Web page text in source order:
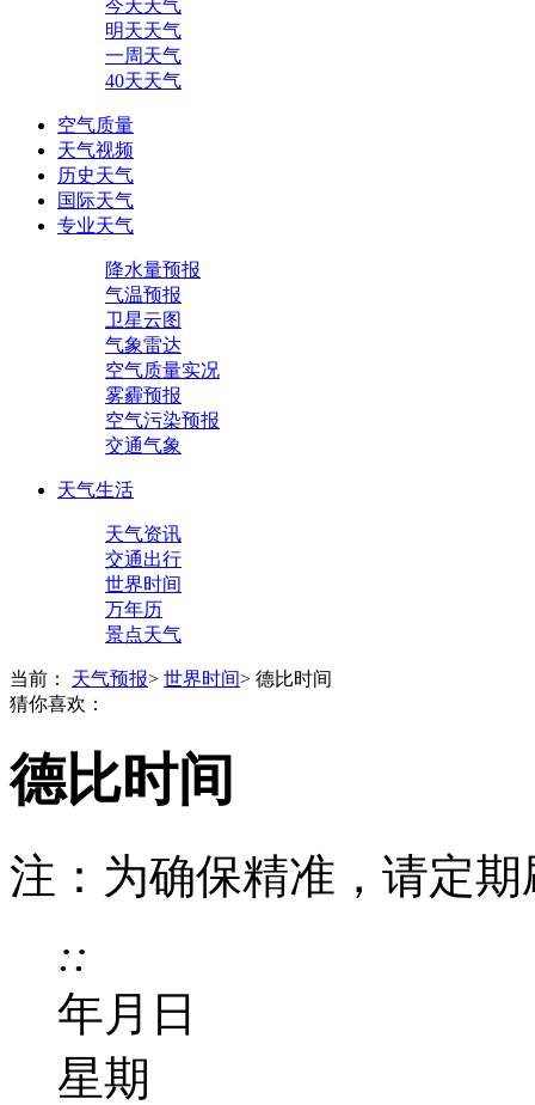
今天天气
明天天气
一周天气
40天天气
空气质量
天气视频
历史天气
国际天气
专业天气
降水量预报
气温预报
卫星云图
气象雷达
空气质量实况
雾霾预报
空气污染预报
交通气象
天气生活
天气资讯
交通出行
世界时间
万年历
景点天气
当前： 天气预报> 世界时间> 德比时间
猜你喜欢：
德比时间
注：为确保精准，请定
::
年月 日
星期